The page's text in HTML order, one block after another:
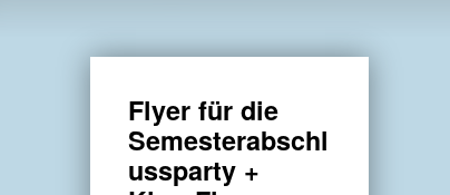
Flyer für die
Semesterabschl
ussparty +